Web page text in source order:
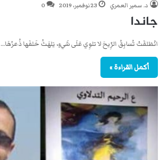
د. سمير العمري 23 نوفمبر، 2019 0
جاندا
انْطَلقَتْ تُسابِقُ الرِّيحَ لا تلوِي عَلَى شَيءٍ، يَلهَثُ خَلفَها ذُعرُهَا…
أكمل القراءة »